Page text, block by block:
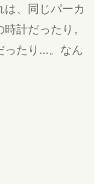
、同じパーカ
計だったり。
ったり…。なん